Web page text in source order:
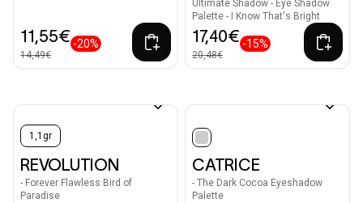
11,55€
14,49€
-20%
Ultimate Shadow - Eye Shadow
Palette - I Know That's Bright
17,40€
20,48€
-15%
1,1gr
REVOLUTION
- Forever Flawless Bird of
Paradise
selected
CATRICE
- The Dark Cocoa Eyeshadow
Palette